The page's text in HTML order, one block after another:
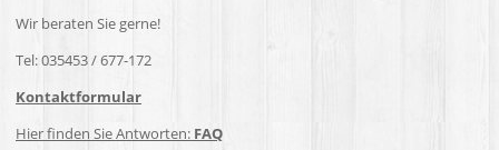
Wir beraten Sie gerne!
Tel: 035453 / 677-172
Kontaktformular
Hier finden Sie Antworten: FAQ